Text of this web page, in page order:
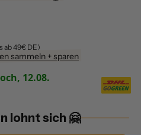
ab 49€ DE)
sammeln + sparen
12.08.
lohnt sich 🤗